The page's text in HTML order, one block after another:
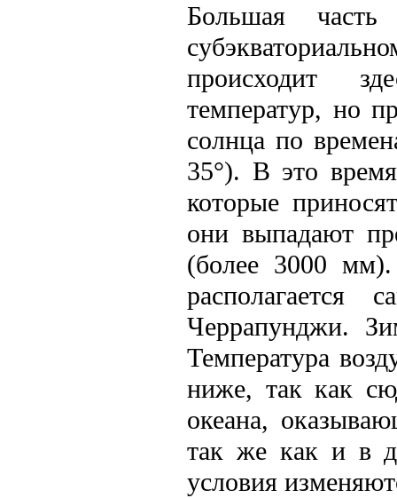
Большая часть
происходит
температур, но
солнца по
35°). В это
которые
они выпадают
(более 3000
Черрапунджи.
Температура
ниже, так как
океана,
так же как и в
условия